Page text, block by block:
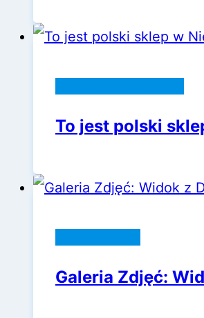
To jest polski
Galeria Zdjęć: